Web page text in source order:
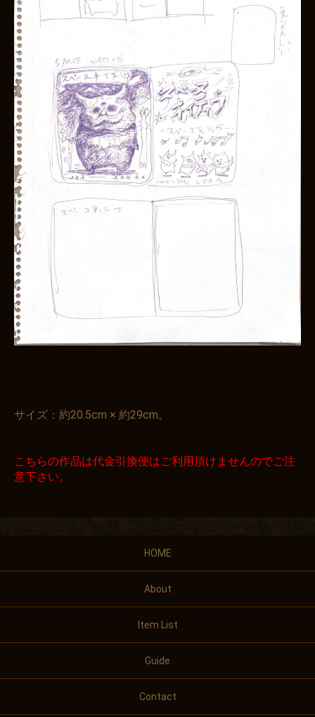
サイズ：約20.5cm × 約29cm。
こちらの作品は代金引換便はご利用頂けませんのでご注
意下さい。
HOME
About
Item List
Guide
Contact